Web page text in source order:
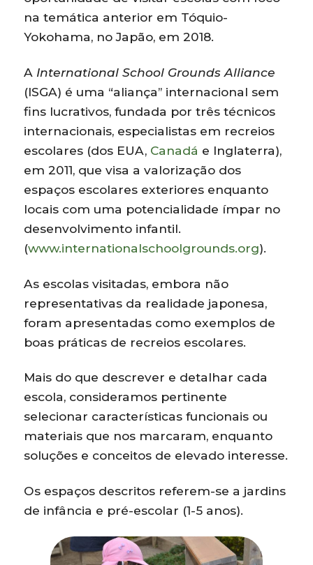
na temática anterior em Tóquio-
Yokohama, no Japão, em 2018.
A International School Grounds Alliance
(ISGA) é uma “aliança” internacional sem
fins lucrativos, fundada por três técnicos
internacionais, especialistas em recreios
escolares (dos EUA, Canadá e Inglaterra),
em 2011, que visa a valorização dos
espaços escolares exteriores enquanto
locais com uma potencialidade ímpar no
desenvolvimento infantil.
(www.internationalschoolgrounds.org).
As escolas visitadas, embora não
representativas da realidade japonesa,
foram apresentadas como exemplos de
boas práticas de recreios escolares.
Mais do que descrever e detalhar cada
escola, consideramos pertinente
selecionar características funcionais ou
materiais que nos marcaram, enquanto
soluções e conceitos de elevado interesse.
Os espaços descritos referem-se a jardins
de infância e pré-escolar (1-5 anos).